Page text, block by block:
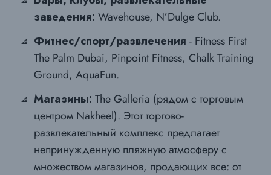
заведения: Wavehouse, N’Dulge Club.
Фитнес/спорт/развлечения - Fitness First
The Palm Dubai, Pinpoint Fitness, Chalk Training
Ground, AquaFun.
Магазины: The Galleria (рядом с торговым
центром Nakheel). Этот торгово-
развлекательный комплекс предлагает
непринужденную пляжную атмосферу с
множеством магазинов, продающих все: от